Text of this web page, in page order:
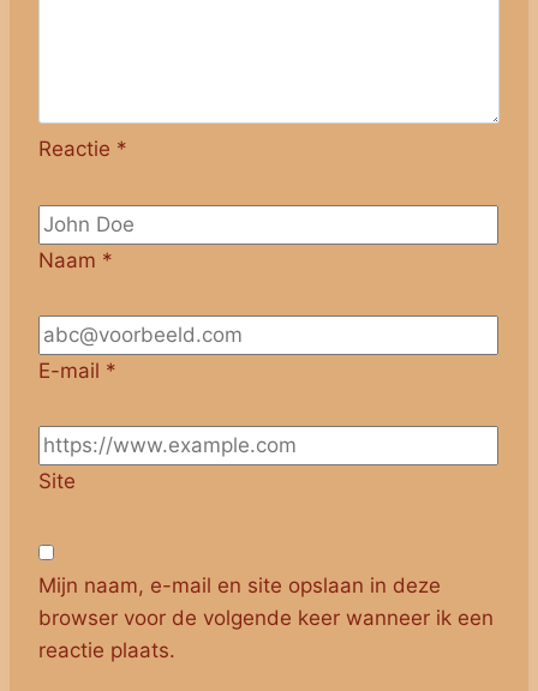
Reactie *
Naam *
E-mail *
Site
Mijn naam, e-mail en site opslaan in deze
browser voor de volgende keer wanneer ik een
reactie plaats.